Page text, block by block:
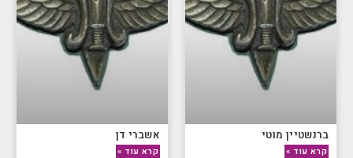
ברנשטיין מוטי
קרא עוד »
אשברי דן
קרא עוד »